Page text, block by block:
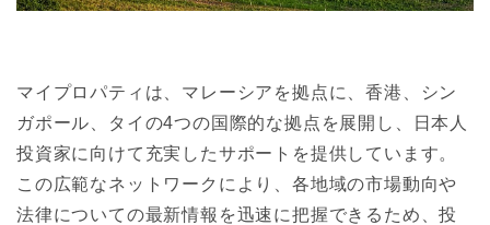
マイプロパティは、マレーシアを拠点に、香港、シン
ガポール、タイの4つの国際的な拠点を展開し、日本人
投資家に向けて充実したサポートを提供しています。
この広範なネットワークにより、各地域の市場動向や
法律についての最新情報を迅速に把握できるため、投